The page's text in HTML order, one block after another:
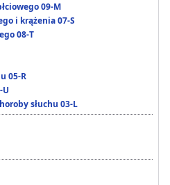
09-M
i krążenia 07-S
08-T
05-R
U
słuchu 03-L